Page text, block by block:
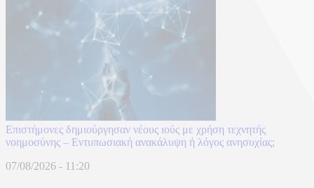
Επιστήμονες δημιούργησαν νέους ιούς με χρήση τεχνητής
νοημοσύνης – Εντυπωσιακή ανακάλυψη ή λόγος ανησυχίας;
07/08/2026 - 11:20